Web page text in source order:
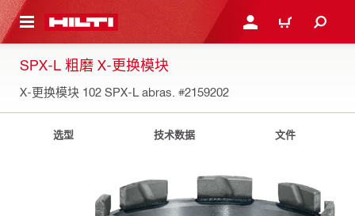
到主页 登录或注册购物车
SPX-L 粗磨 X-更换模块
X-更换模块 102 SPX-L abras. #2159202
选型 技术数据 文件